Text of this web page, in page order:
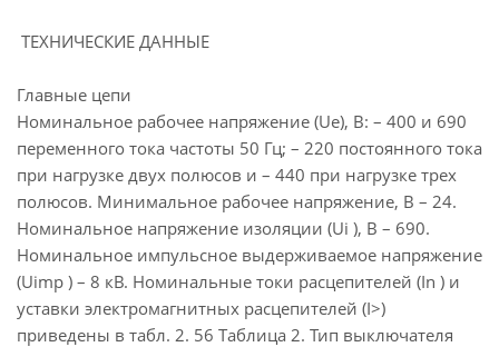
ТЕХНИЧЕСКИЕ ДАННЫЕ
Главные цепи
Номинальное рабочее напряжение (Ue), В: – 400 и 690
переменного тока частоты 50 Гц; – 220 постоянного тока
при нагрузке двух полюсов и – 440 при нагрузке трех
полюсов. Минимальное рабочее напряжение, В – 24.
Номинальное напряжение изоляции (Ui ), В – 690.
Номинальное импульсное выдерживаемое напряжение
(Uimp ) – 8 кВ. Номинальные токи расцепителей (In ) и
уставки электромагнитных расцепителей (I>)
приведены в табл. 2. 56 Таблица 2. Тип выключателя